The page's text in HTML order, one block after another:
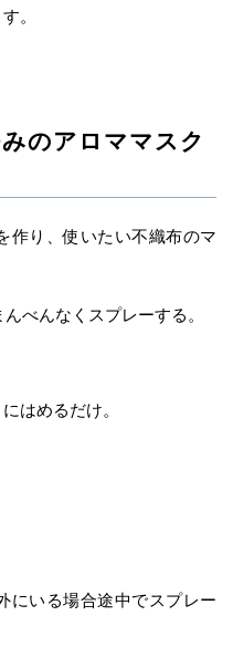
。
のアロママスク
り、使いたい不織布のマ
べんなくスプレーする。
はめるだけ。
にいる場合途中でスプレー